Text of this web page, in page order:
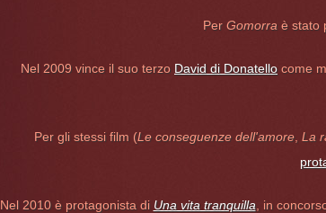
Per Gomorraè stato
Nel 2009 vince il suo terzo David di Donatello come
Per gli stessi film (Le conseguenze dell'amore, La
Nel 2010 è protagonista di Una vita tranquilla, in